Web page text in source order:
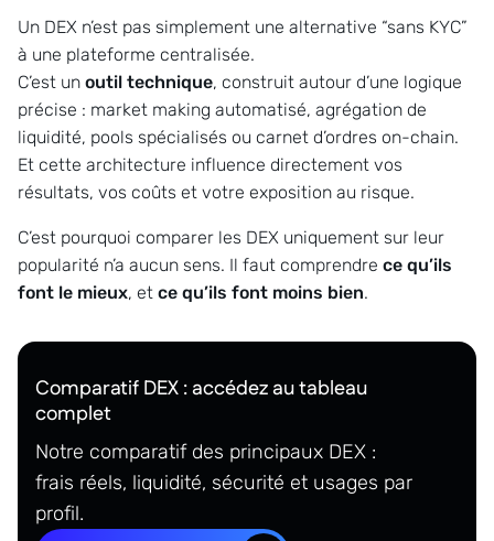
Un DEX n’est pas simplement une alternative “sans KYC”
à une plateforme centralisée.
C’est un outil technique, construit autour d’une logique
précise : market making automatisé, agrégation de
liquidité, pools spécialisés ou carnet d’ordres on-chain.
Et cette architecture influence directement vos
résultats, vos coûts et votre exposition au risque.
C’est pourquoi comparer les DEX uniquement sur leur
popularité n’a aucun sens. Il faut comprendre ce qu’ils
font le mieux, et ce qu’ils font moins bien.
Comparatif DEX : accédez au tableau
complet
Notre comparatif des principaux DEX :
frais réels, liquidité, sécurité et usages par
profil.